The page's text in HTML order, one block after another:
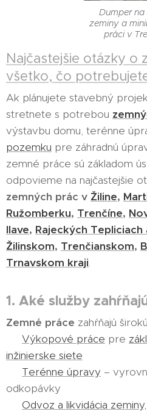
Dumper
zeminy a
práci v
Najčastejšie otázky o
všetko, čo
Ak plánujete stavebný
stretnete s potrebou
výstavbu domu, terénne
pozemku pre záhradnú
zemné práce sú základom
odpovieme na najčastejšie
zemných prác v Žiline,
Ružomberku, Trenčíne,
Ilave, Rajeckých Tepliciach
Žilinskom, Trenčianskom,
Trnavskom kraji.
1. Aké služby
Zemné práce zahŕňajú
Výkopové práce pre
inžinierske siete
Terénne úpravy –
odkopávky
Odvoz a likvidácia